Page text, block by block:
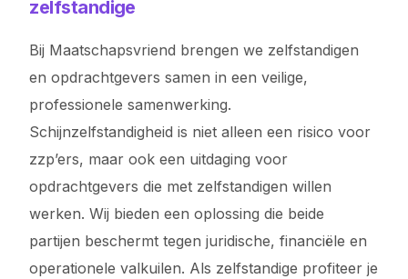
zelfstandige
Bij Maatschapsvriend brengen we zelfstandigen
en opdrachtgevers samen in een veilige,
professionele samenwerking.
Schijnzelfstandigheid is niet alleen een risico voor
zzp’ers, maar ook een uitdaging voor
opdrachtgevers die met zelfstandigen willen
werken. Wij bieden een oplossing die beide
partijen beschermt tegen juridische, financiële en
operationele valkuilen. Als zelfstandige profiteer je